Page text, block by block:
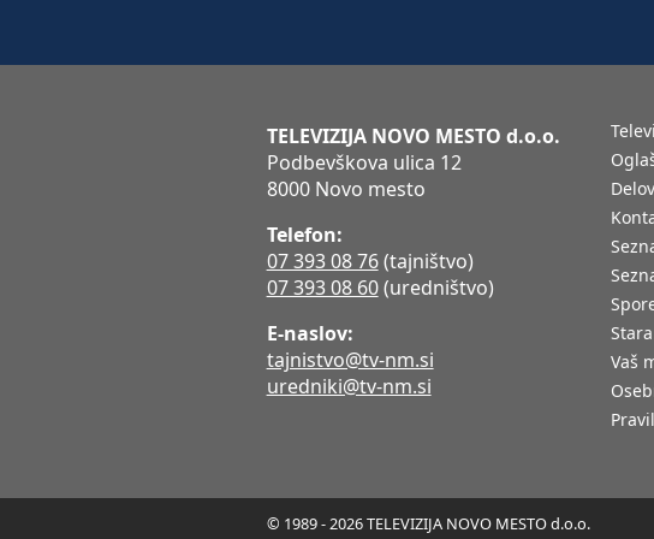
TELEVIZIJA NOVO MESTO d.o.o.
Podbevškova ulica 12
8000 Novo mesto
Telefon:
07 393 08 76(tajništvo)
07 393 08 60(uredništvo)
E-naslov:
tajnistvo@tv-nm.si
uredniki@tv-nm.si
Vaš
© 1989 - 2026 TELEVIZIJA NOVO MESTO d.o.o.